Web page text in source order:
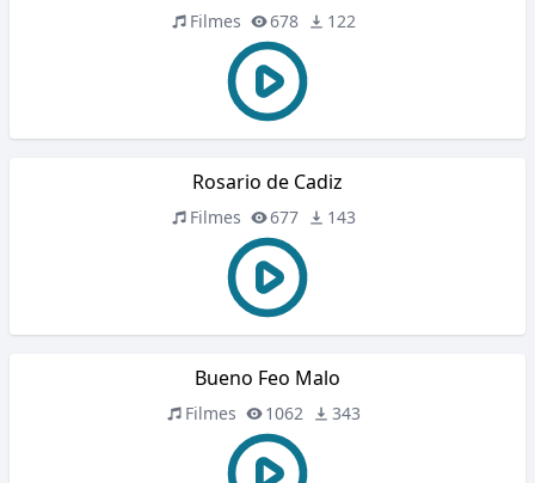
Filmes 678 122
Rosario de Cadiz
Filmes 677 143
Bueno Feo Malo
Filmes 1062 343